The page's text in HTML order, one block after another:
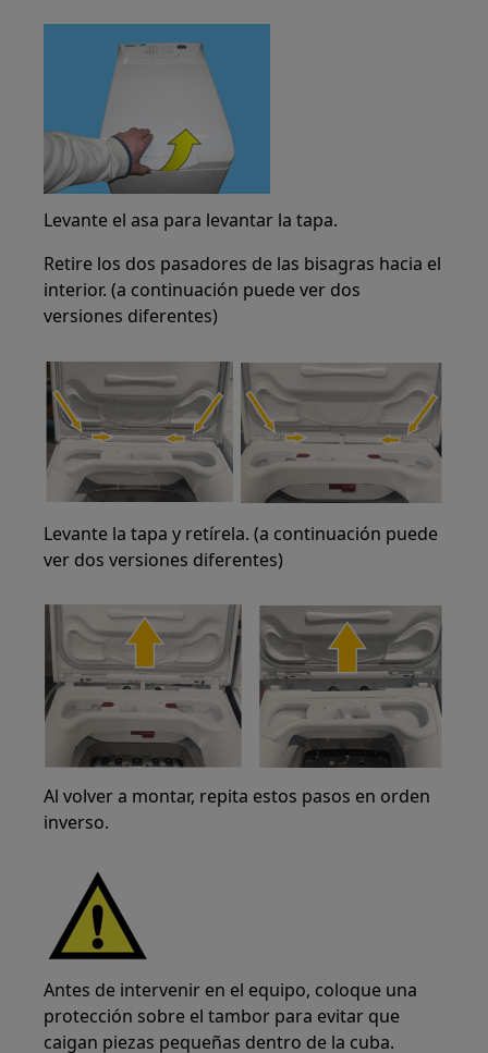
Levante el asa para levantar la tapa.
Retire los dos pasadores de las bisagras hacia el
interior. (a continuación puede ver dos
versiones diferentes)
Levante la tapa y retírela. (a continuación puede
ver dos versiones diferentes)
Al volver a montar, repita estos pasos en orden
inverso.
Antes de intervenir en el equipo, coloque una
protección sobre el tambor para evitar que
caigan piezas pequeñas dentro de la cuba.